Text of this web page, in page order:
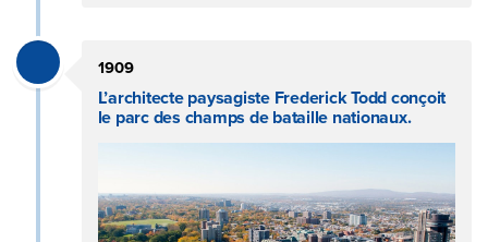
L’architecte paysagiste Frederick Todd conçoit
le parc des champs de bataille nationaux.
1909